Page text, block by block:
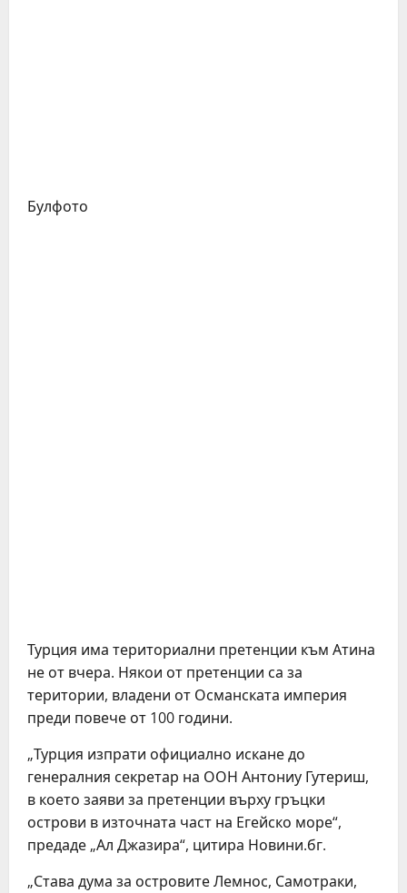
Булфото
Турция има териториални претенции към Атина
не от вчера. Някои от претенции са за
територии, владени от Османската империя
преди повече от 100 години.
„Турция изпрати официално искане до
генералния секретар на ООН Антониу Гутериш,
в което заяви за претенции върху гръцки
острови в източната част на Егейско море“,
предаде „Ал Джазира“, цитира Новини.бг.
„Става дума за островите Лемнос, Самотраки,